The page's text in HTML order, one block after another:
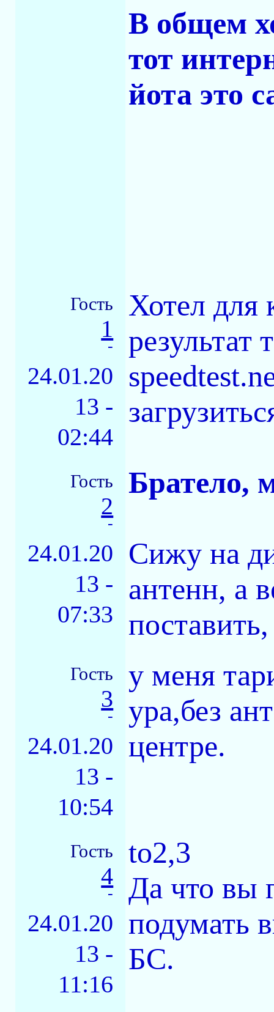
В общем
тот
йота это
Гость
1
-
24.01.20
13 -
02:44
Хотел для
Гость
2
-
24.01.20
13 -
07:33
Братело,
Сижу на
антенн, а
Гость
3
-
24.01.20
13 -
10:54
у меня
ура,без
центре.
Гость
4
-
24.01.20
13 -
11:16
to2,3
Да что вы
подумать
БС.